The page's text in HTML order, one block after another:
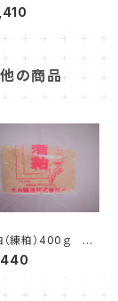
の商品
（練粕）400ｇ 5
り